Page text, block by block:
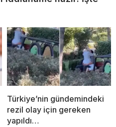
Türkiye’nin gündemindeki
rezil olay için gereken
yapıldı…